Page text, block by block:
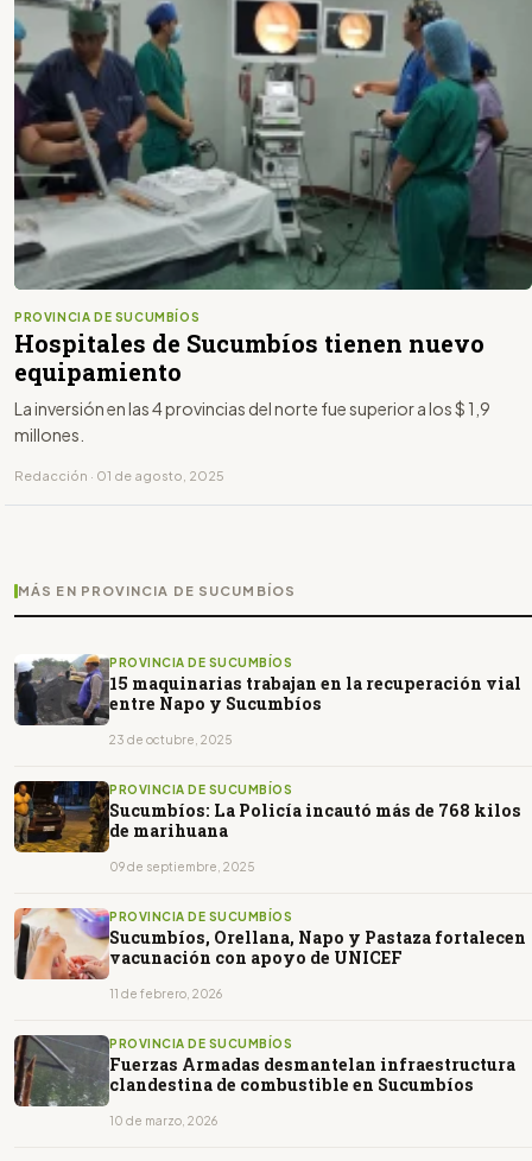
PROVINCIA DE SUCUMBÍOS
Hospitales de Sucumbíos tienen nuevo
equipamiento
La inversión en las 4 provincias del norte fue superior a los $ 1,9
millones.
Redacción · 01 de agosto, 2025
MÁS EN PROVINCIA DE SUCUMBÍOS
PROVINCIA DE SUCUMBÍOS
15 maquinarias trabajan en la recuperación vial
entre Napo y Sucumbíos
23 de octubre, 2025
PROVINCIA DE SUCUMBÍOS
Sucumbíos: La Policía incautó más de 768 kilos
de marihuana
09 de septiembre, 2025
PROVINCIA DE SUCUMBÍOS
Sucumbíos, Orellana, Napo y Pastaza fortalecen
vacunación con apoyo de UNICEF
11 de febrero, 2026
PROVINCIA DE SUCUMBÍOS
Fuerzas Armadas desmantelan infraestructura
clandestina de combustible en Sucumbíos
10 de marzo, 2026